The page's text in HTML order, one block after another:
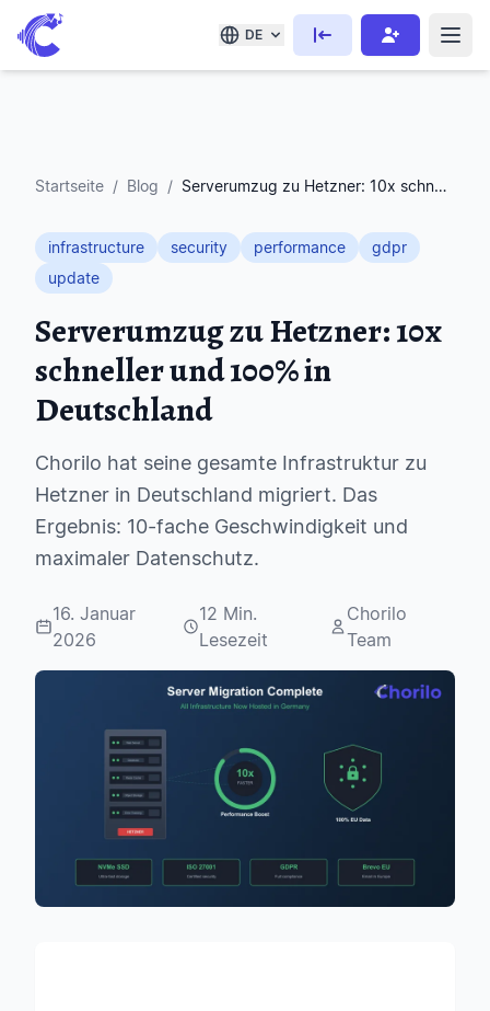
DE
Startseite / Blog / Serverumzug zu Hetzner: 10x schneller und 100% in Deutschland
infrastructure security performance
gdpr
update
Serverumzug zu Hetzner: 10x
schneller und 100% in
Deutschland
Chorilo hat seine gesamte Infrastruktur zu
Hetzner in Deutschland migriert. Das
Ergebnis: 10-fache Geschwindigkeit und
maximaler Datenschutz.
16. Januar
2026
12 Min.
Lesezeit
Chorilo
Team